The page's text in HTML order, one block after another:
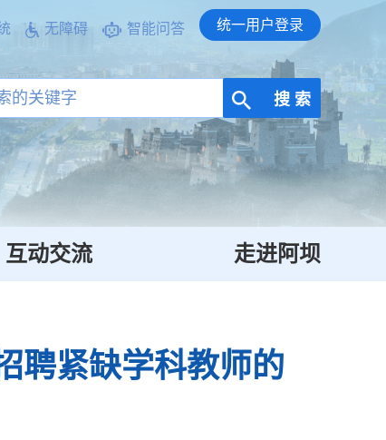
无障碍 智能问答 统一用户登录
搜 索
互动交流 走进阿坝
聘紧缺学科教师的